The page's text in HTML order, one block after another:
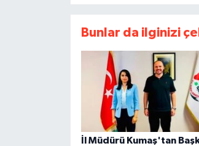
Bunlar da ilginizi
İl Müdürü Kumaş'tan